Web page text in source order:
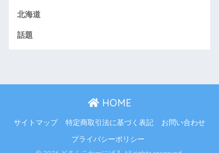
北海道
話題
HOME
サイトマップ 特定商取引法に基づく表記 お問い合わせ
プライバシーポリシー